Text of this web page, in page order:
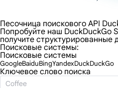
Песочница поискового API
Попробуйте наш DuckDuckGo
получите структурированные
Поисковые системы:
Поисковые системы
GoogleBaiduBingYandexDuckDuckGo
Ключевое слово поиска